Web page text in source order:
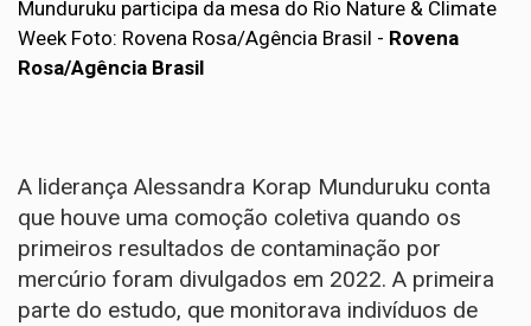
Munduruku participa da mesa do Rio Nature & Climate
Week Foto: Rovena Rosa/Agência Brasil - Rovena
Rosa/Agência Brasil
A liderança Alessandra Korap Munduruku conta
que houve uma comoção coletiva quando os
primeiros resultados de contaminação por
mercúrio foram divulgados em 2022. A primeira
parte do estudo, que monitorava indivíduos de